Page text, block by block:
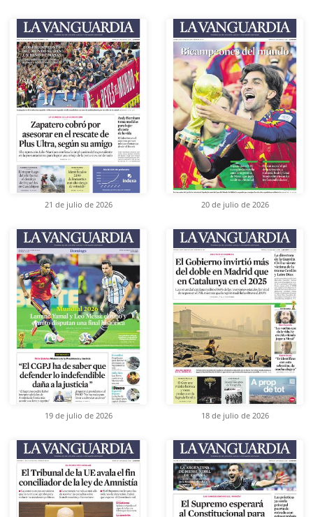
21 de julio de 2026 20 de julio de 2026
19 de julio de 2026 18 de julio de 2026